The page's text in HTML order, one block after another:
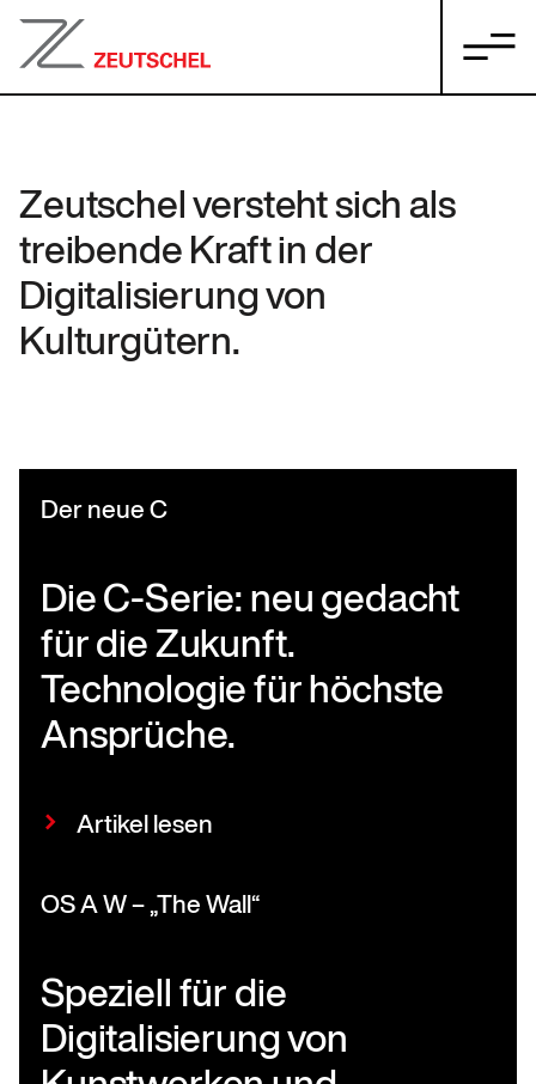
Zeutschel versteht sich als
treibende Kraft in der
Digitalisierung von
Kulturgütern.
Der neue C
Die C-Serie: neu gedacht
für die Zukunft.
Technologie für höchste
Ansprüche.
Artikel lesen
OS A W – „The Wall“
Speziell für die
Digitalisierung von